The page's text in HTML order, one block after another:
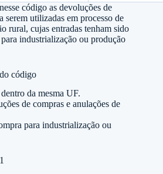
código as devoluções de
serem utilizadas em processo de
rural, cujas entradas tenham sido
industrialização ou produção
código
da mesma UF.
de compras e anulações de
para industrialização ou